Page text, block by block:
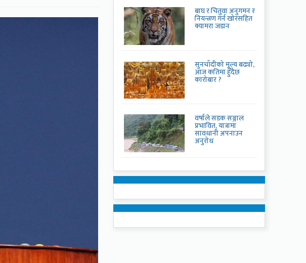
बाघ र चितुवा अनुगमन र
नियन्त्रण गर्न खोरसहित
क्यामरा जडान
सुनचाँदीको मूल्य बढ्यो,
आज कतिमा हुँदैछ
कारोबार ?
वर्षाले सडक सञ्जाल
प्रभावित, यात्रामा
सावधानी अपनाउन
अनुरोध